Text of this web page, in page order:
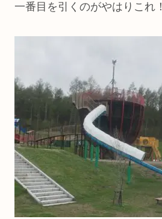
一番目を引くのがやはりこれ！